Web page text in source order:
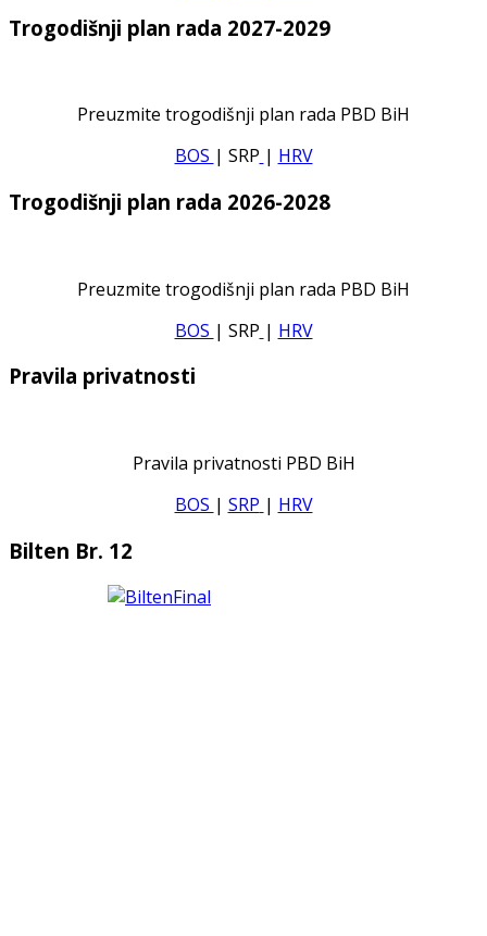
Trogodišnji plan rada 2027-2029
Preuzmite trogodišnji plan rada PBD BiH
BOS | SRP | HRV
Trogodišnji plan rada 2026-2028
Preuzmite trogodišnji plan rada PBD BiH
BOS | SRP | HRV
Pravila privatnosti
Pravila privatnosti PBD BiH
BOS | SRP | HRV
Bilten Br. 12